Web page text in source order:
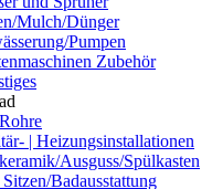
Mulch/Dünger
Pumpen
Zubehör
| Heizungsinstallationen
Ausguss/Spülkasten
Badausstattung